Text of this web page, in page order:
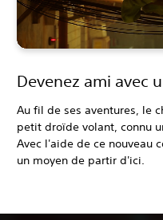
Devenez ami avec
Au fil de ses aventures, le
petit droïde volant, connu
Avec l'aide de ce nouveau
un moyen de partir d'ici.